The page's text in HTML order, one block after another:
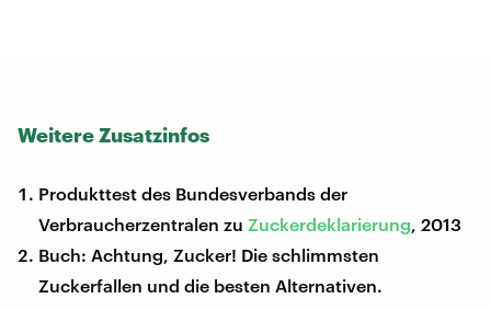
Weitere Zusatzinfos
Produkttest des Bundesverbands der
Verbraucherzentralen zu Zuckerdeklarierung , 2013
Buch: Achtung, Zucker! Die schlimmsten
Zuckerfallen und die besten Alternativen.